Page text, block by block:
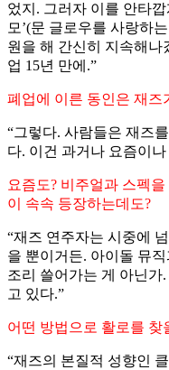
었지. 그러자 이를 안타
모’(문 글로우를 사랑하
원을 해 간신히 지속해나
업 15년 만에.”
폐업에 이른 동인은 재즈
“그렇다. 사람들은 재즈
다. 이건 과거나 요즘이
요즘도? 비주얼과 스펙
이 속속 등장하는데도?
“재즈 연주자는 시중에
을 뿐이거든. 아이돌 뮤
조리 쓸어가는 게 아닌가
고 있다.”
어떤 방법으로 활로를 찾
“재즈의 본질적 성향인